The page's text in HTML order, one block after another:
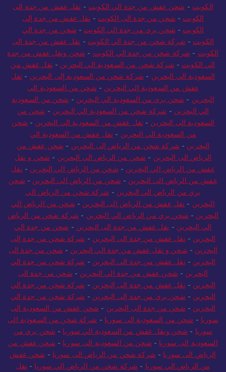
الكويت - شحن عفش من جدة الي الكويت - نقل عفش من جدة الى
الكويت - شحن من جدة الى الكويت - نقل عفش من جدة إلى
الكويت - شحن بري من جدة الي الكويت - شحن من جدة الي
الكويت - شركة شحن من جدة الي الكويت - نقل عفش من جدة الى
الكويت - شركة شحن من جدة الي الكويت - شحن ونقل عفش من جدة
الي الكويت - شركة شحن من السعودية الي البحرين - نقل عفش من
السعودية الي البحرين - شركة شحن من السعودية إلى البحرين - نقل
عفش من السعودية الي البحرين - شحن من السعودية الى
البحرين - شحن بري من السعودية الي البحرين - شحن من السعودية
الي البحرين - شركة شحن من السعودية الي البحرين - شحن من
السعودية الى البحرين - نقل عفش من السعودية الي البحرين - شحن
من السعودية الي البحرين - نقل عفش من السعودية الي
البحرين - شركة شحن من الرياض إلى البحرين - شحن عفش من
الرياض الى البحرين - شحن من الرياض الى البحرين - شحن و نقل
عفش من الرياض الي البحرين - شحن من الرياض الي البحرين - نقل
عفش من الرياض الى البحرين - شحن من الرياض الى البحرين - شحن
بري من الرياض الي البحرين - شركة شحن من الرياض الي
البحرين - نقل عفش من الرياض الى البحرين - شحن من الرياض الي
البحرين - شحن بري من الرياض الي البحرين - شركة شحن من الرياض
الي البحرين - نقل عفش من جدة الى البحرين - شحن من جدة الي
البحرين - نقل عفش من جدة الى البحرين - شركة شحن من جدة إلى
البحرين - شحن و نقل عفش من جدة الي البحرين - شحن من جدة الى
البحرين - نقل عفش من جدة الى البحرين - شركة شحن من جدة الي
البحرين - شحن عفش من جدة الي البحرين - شحن من جدة الى
البحرين - نقل عفش من جدة الى البحرين - شركة شحن من جدة الي
البحرين - شحن بري من جدة إلى البحرين - شركة شحن من جدة الي
البحرين - شحن من جدة الى البحرين - شحن عفش من السعودية الى
سوريا - شحن من السعودية الى سوريا - شركة شحن من السعودية الى
سوريا - شحن ونقل عفش من السعودية الي سوريا - شحن بري من
السعودية إلى سوريا - شحن من السعودية الى سوريا - شحن عفش من
الرياض الى سوريا - شركة شحن من الرياض الى سوريا - شحن عفش
من الرياض الي سوريا - شركة شحن من الرياض الي سوريا - نقل